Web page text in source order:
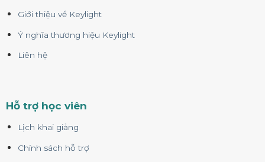
Giới thiệu về Keylight
Ý nghĩa thương hiệu Keylight
Liên hệ
Hỗ trợ học viên
Lịch khai giảng
Chính sách hỗ trợ